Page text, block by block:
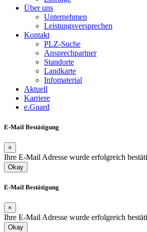
Über uns
Unternehmen
Leistungsversprechen
Kontakt
PLZ-Suche
Ansprechpartner
Standorte
Landkarte
Infomaterial
Aktuell
Karriere
e.Guard
E-Mail Bestätigung
×
Ihre E-Mail Adresse wurde erfolgreich
Okay
E-Mail Bestätigung
×
Ihre E-Mail Adresse wurde erfolgreich
Okay